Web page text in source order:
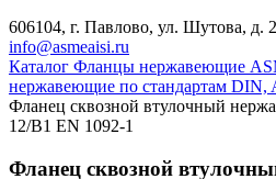
606104, г. Павлово, ул. Шутова, д.
info@asmeaisi.ru
Каталог Фланцы нержавеющие
нержавеющие по стандартам
Фланец сквозной втулочный
12/B1 EN 1092-1
Фланец сквозной